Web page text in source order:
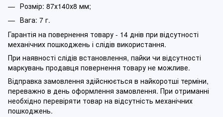
Розмір: 87х140х8 мм;
Вага: 7 г.
Гарантія на повернення товару - 14 днів при відсутності
механічних пошкоджень і слідів використання.
При наявності слідів встановлення, пайки чи відсутності
маркувань продавця повернення товару не можливе.
Відправка замовлення здійснюється в найкоротші терміни,
переважно в день оформлення замовлення. При отриманні
необхідно перевіряти товар на відсутність механічних
пошкоджень.